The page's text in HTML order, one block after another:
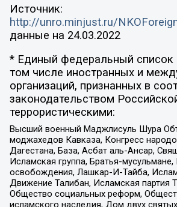
Источник:
http://unro.minjust.ru/
данные на 24.03.2022
* Единый федеральный список
том числе иностранных и
организаций, признанных в
законодательством
террористическими:
Высший военный Маджлисуль Шура
моджахедов Кавказа, Конгресс
Дагестана, База, Асбат аль-Ансар,
Исламская группа, Братья-
освобождения, Лашкар-И-Тайба,
Движение Талибан, Исламская партия
Общество социальных реформ,
исламского наследия, Дом двух